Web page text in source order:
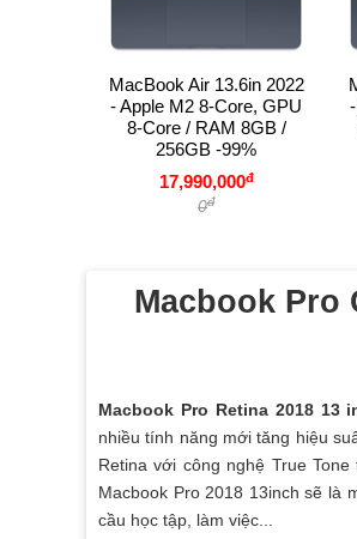
Macbook Pro
Macbook Pro Retina 2018 13
nhiều tính năng mới tăng hiệu
Retina với công nghệ True
Macbook Pro 2018 13inch sẽ là
cầu học tập, làm việc...
MacBook Air 13.6in 2022
- Apple M2 8-Core, GPU
8-Core / RAM 8GB /
256GB -99%
17,990,000đ
0đ